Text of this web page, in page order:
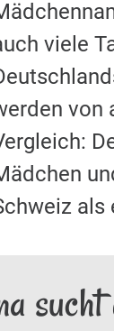
viele
von
als